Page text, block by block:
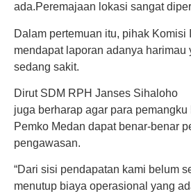
ada.Peremajaan lokasi sangat
Dalam pertemuan itu, pihak Komisi
mendapat laporan adanya harimau
sedang sakit.
Dirut SDM RPH Janses Sihaloho
juga berharap agar para
Pemko Medan dapat benar-benar
pengawasan.
“Dari sisi pendapatan kami belum
menutup biaya operasional yang